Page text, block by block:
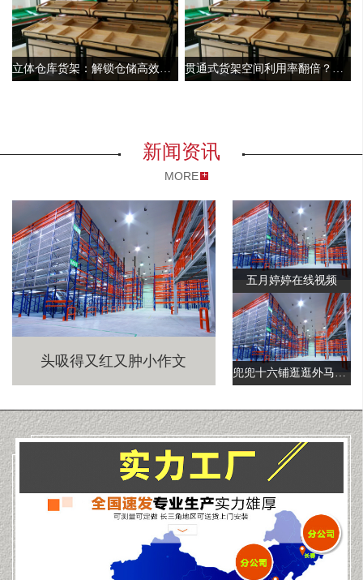
立体仓库货架：解锁仓储高效新模式的秘密武器 贯通式货架空间利用率翻倍？青岛丰力仓储设备揭秘高密度存储
新闻资讯
MORE
头吸得又红又肿小作文
五月婷婷在线视频
兜兜十六铺逛逛外马路｜来来老城厢